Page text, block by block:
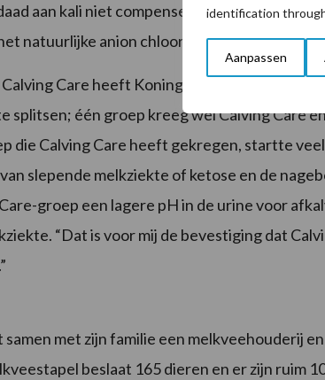
identification
Aanpassen
aan kali niet compenseren, waardoor
natuurlijke anion chloor dat de balans
Care heeft Koning ondervonden door
splitsen; één groep kreeg wel Calving Care
die Calving Care heeft gekregen, startte
slepende melkziekte of ketose en de
groep een lagere pH in de urine voor
“Dat is voor mij de bevestiging dat
met zijn familie een melkveehouderij
beslaat 165 dieren en er zijn ruim